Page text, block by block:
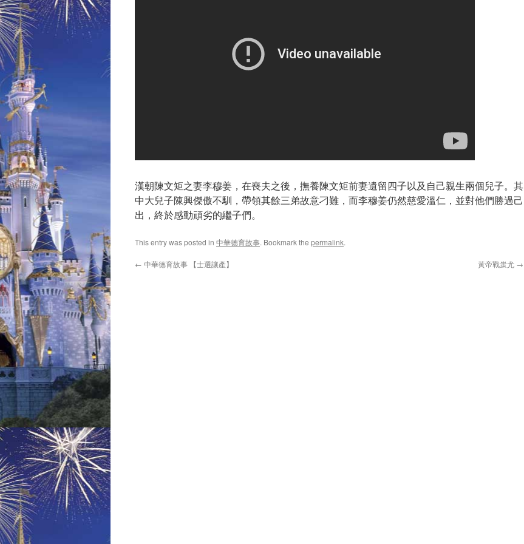
漢朝陳文矩之妻李穆姜，在喪夫之後，撫養陳文矩前妻遺留四子以及自己親生兩個兒子。其
中大兒子陳興傑傲不馴，帶領其餘三弟故意刁難，而李穆姜仍然慈愛溫仁，並對他們勝過己
出，終於感動頑劣的繼子們。
This entry was posted in 中華德育故事. Bookmark the permalink.
← 中華德育故事 【士選讓產】 黃帝戰蚩尤 →